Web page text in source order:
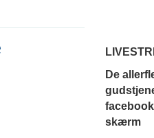
De
skærm